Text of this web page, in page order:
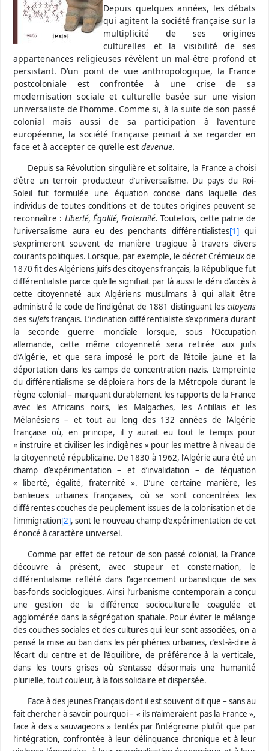
Depuis quelques années, les débats
qui agitent la société française sur la
multiplicité de ses origines
culturelles et la visibilité de ses
appartenances religieuses révèlent un mal-être profond et
persistant. D’un point de vue anthropologique, la France
postcoloniale est confrontée à une crise de sa
modernisation sociale et culturelle basée sur une vision
universaliste de l’homme. Comme si, à la suite de son passé
colonial mais aussi de sa participation à l’aventure
européenne, la société française peinait à se regarder en
face et à accepter ce qu’elle est devenue.
Depuis sa Révolution singulière et solitaire, la France a choisi
d’être un terroir producteur d’universalisme. Du pays du Roi-
Soleil fut formulée une équation concise dans laquelle des
individus de toutes conditions et de toutes origines peuvent se
reconnaître : Liberté, Égalité, Fraternité. Toutefois, cette patrie de
l’universalisme aura eu des penchants différentialistes[1] qui
s’exprimeront souvent de manière tragique à travers divers
courants politiques. Lorsque, par exemple, le décret Crémieux de
1870 fit des Algériens juifs des citoyens français, la République fut
différentialiste parce qu’elle signifiait par là aussi le déni d’accès à
cette citoyenneté aux Algériens musulmans à qui allait être
administré le code de l’indigénat de 1881 distinguant les citoyens
des sujetsfrançais. L’inclination différentialiste s’exprimera durant
la seconde guerre mondiale lorsque, sous l’Occupation
allemande, cette même citoyenneté sera retirée aux juifs
d’Algérie, et que sera imposé le port de l’étoile jaune et la
déportation dans les camps de concentration nazis. L’empreinte
du différentialisme se déploiera hors de la Métropole durant le
règne colonial– marquant durablement les rapports de la France
avec les Africains noirs, les Malgaches, les Antillais et les
Mélanésiens – et tout au long des 132 années de l’Algérie
française où, en principe, il y aurait eu tout le temps pour
« instruire et civiliser les indigènes » pour les mettre à niveau de
la citoyenneté républicaine. De 1830 à 1962, l’Algérie aura été un
champ d’expérimentation – et d’invalidation – de l’équation
« liberté, égalité, fraternité ». D’une certaine manière, les
banlieues urbaines françaises, où se sont concentrées les
différentes couches de peuplement issues de la colonisation et de
l’immigration[2], sont le nouveau champ d’expérimentation de cet
énoncé à caractère universel.
Comme par effet de retour de son passé colonial, la France
découvre à présent, avec stupeur et consternation, le
différentialisme reflété dans l’agencement urbanistique de ses
bas-fonds sociologiques. Ainsi l’urbanisme contemporain a conçu
une gestion de la différence socioculturelle coagulée et
agglomérée dans la ségrégation spatiale. Pour éviter le mélange
des couches sociales et des cultures qui leur sont associées, on a
pensé la mise au ban dans les périphéries urbaines, c’est-à-dire à
l’écart du centre et de l’équilibre, de préférence à la verticale,
dans les tours grises où s’entasse désormais une humanité
plurielle, tout couleur, à la fois solidaire et dispersée.
Face à des jeunes Français dont il est souvent dit que – sans au
fait chercher à savoir pourquoi – « ils n’aimeraient pas la France »,
face à des « sauvageons » tentés par l’intégrisme plutôt que par
l’intégration, confrontée à leur délinquance chronique et à leur